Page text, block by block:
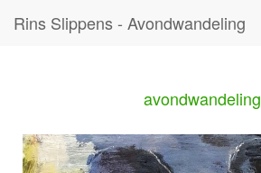
Rins Slippens - Avondwandeling
avondwandeling